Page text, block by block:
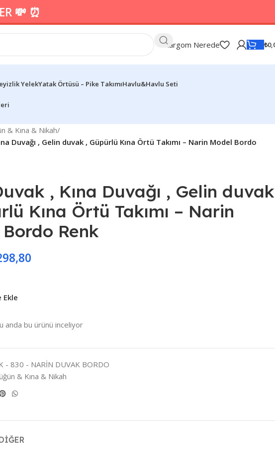
💸 ⏰
Kargom Nerede ₺
YelekYatak Örtüsü – Pike TakımıHavlu&Havlu Seti
& Kına & Nikah/
Duvağı , Gelin duvak , Güpürlü Kına Örtü Takımı – Narin Model Bordo
, Kına Duvağı , Gelin duvak
Kına Örtü Takımı – Narin
Renk
Ekle
anda bu ürünü inceliyor
- 830 - NARİN DUVAK BORDO
& Kına & Nikah